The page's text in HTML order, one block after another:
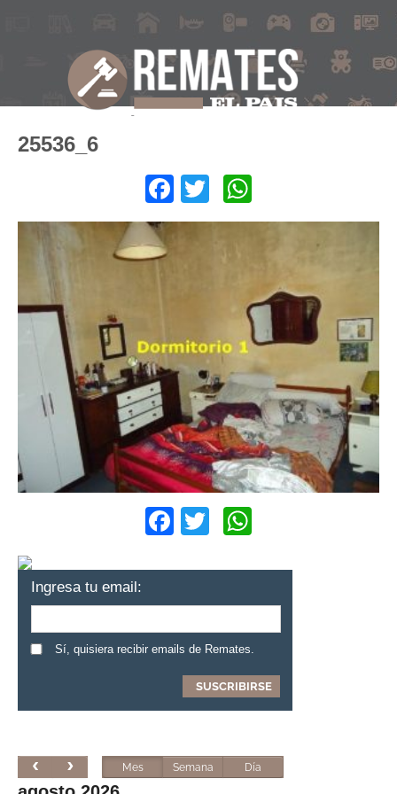
25536_6
Facebook
Twitter
Facebook
Twitter
Ingresa tu email:
Sí, quisiera recibir emails de Remates.
Mes Semana Día